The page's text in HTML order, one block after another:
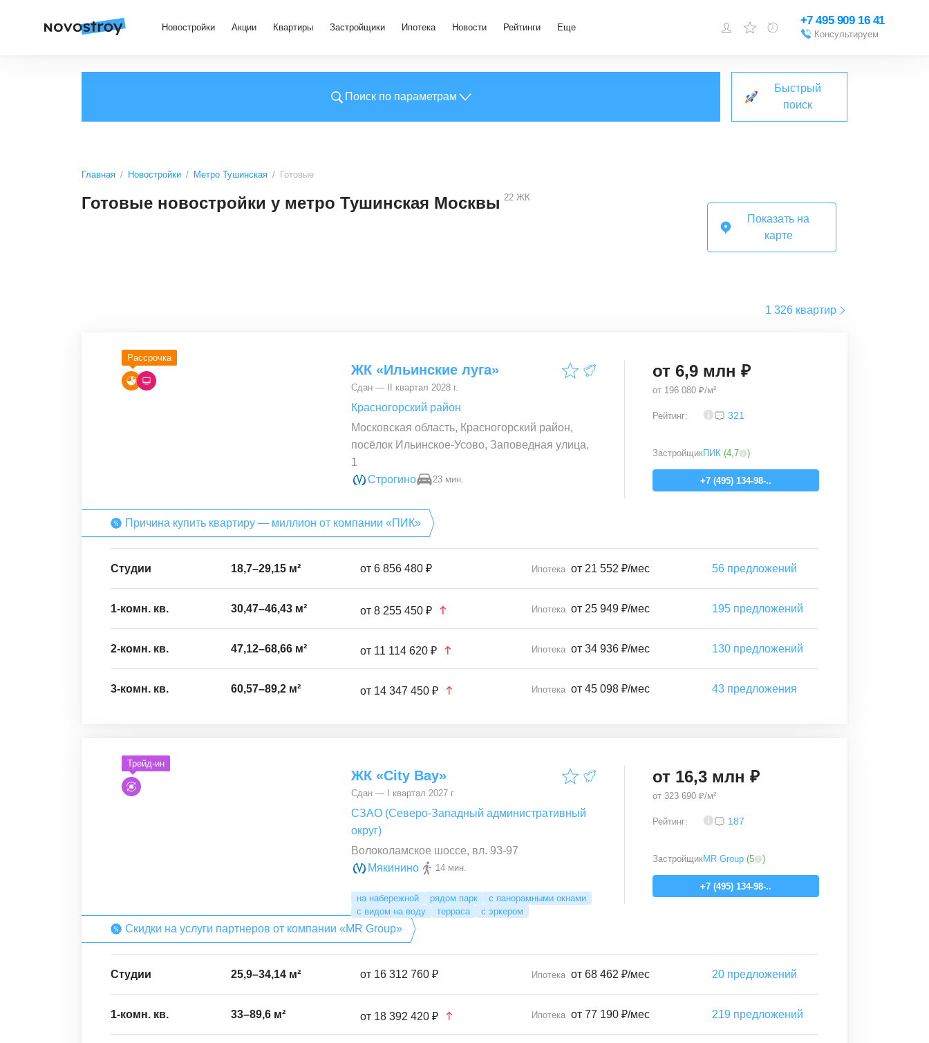
Новостройки Акции Квартиры Застройщики Ипотека Новости Рейтинги Еще
зарегистрироваться
Добавить объект
+7 495 909 16 41
Консультируем
Поиск по параметрам
Быстрый
поиск
Главная Новостройки Метро Тушинская Готовые
Готовые новостройки у метро Тушинская Москвы 22 ЖК
Показать на
карте
1 326 квартир
Рассрочка
ЖК «Ильинские луга»
Сдан — II квартал 2028 г.
Красногорский район
Московская область, Красногорский район,
посёлок Ильинское-Усово, Заповедная улица,
1
Строгино
23 мин.
от 6,9 млн ₽
от 196 080 ₽/м²
Рейтинг: 321
ЗастройщикПИК (4,7 )
+7 (495) 134-98-..
Причина купить квартиру — миллион от компании «ПИК»
Студии 18,7–29,15 м² от 6 856 480 ₽ Ипотека от 21 552 ₽/мес 56 предложений
1-комн. кв. 30,47–46,43 м² от 8 255 450 ₽ Ипотека от 25 949 ₽/мес 195 предложений
2-комн. кв. 47,12–68,66 м² от 11 114 620 ₽ Ипотека от 34 936 ₽/мес 130 предложений
3-комн. кв. 60,57–89,2 м² от 14 347 450 ₽ Ипотека от 45 098 ₽/мес 43 предложения
Трейд-ин
ЖК «City Bay»
Сдан — I квартал 2027 г.
СЗАО (Северо-Западный административный
округ)
Волоколамское шоссе, вл. 93-97
Мякинино
14 мин.
на набережной рядом парк
с панорамными окнами
с видом на воду
терраса с эркером
от 16,3 млн ₽
от 323 690 ₽/м²
Рейтинг: 187
ЗастройщикMR Group (5 )
+7 (495) 134-98-..
Скидки на услуги партнеров от компании «MR Group»
Студии 25,9–34,14 м² от 16 312 760 ₽ Ипотека от 68 462 ₽/мес 20 предложений
1-комн. кв. 33–89,6 м² от 18 392 420 ₽ Ипотека от 77 190 ₽/мес 219 предложений